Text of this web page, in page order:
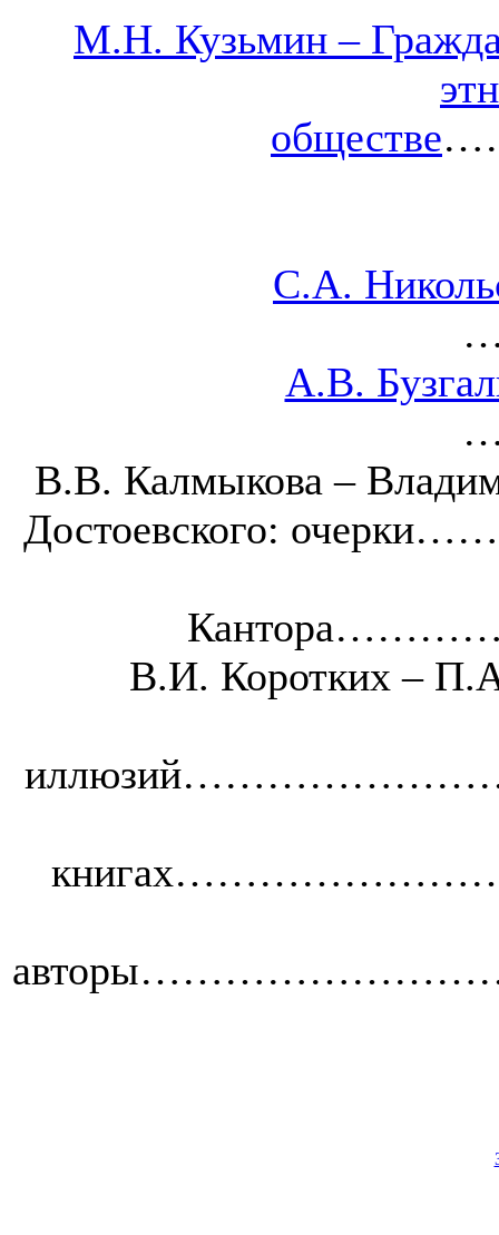
М.Н. Кузьмин –
обществе
С.А.
А.В.
В.В. Калмыкова –
Достоевского:
В.И. Коротких –